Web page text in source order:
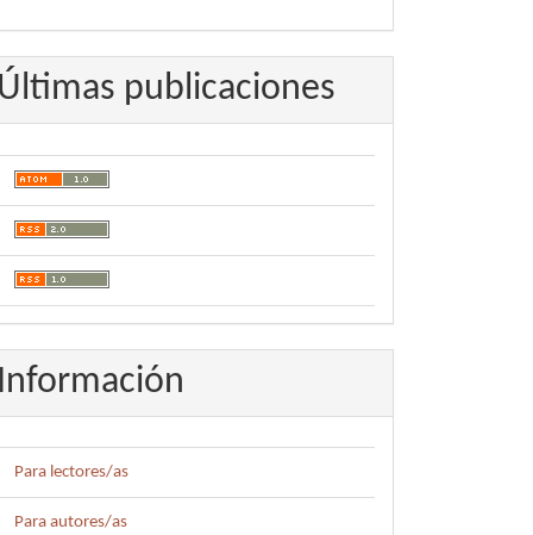
Últimas publicaciones
Información
Para lectores/as
Para autores/as